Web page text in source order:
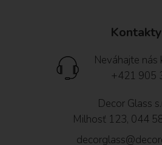
Kontakty
Neváhajte
+421 905
Decor Glass
Milhosť 123, 044